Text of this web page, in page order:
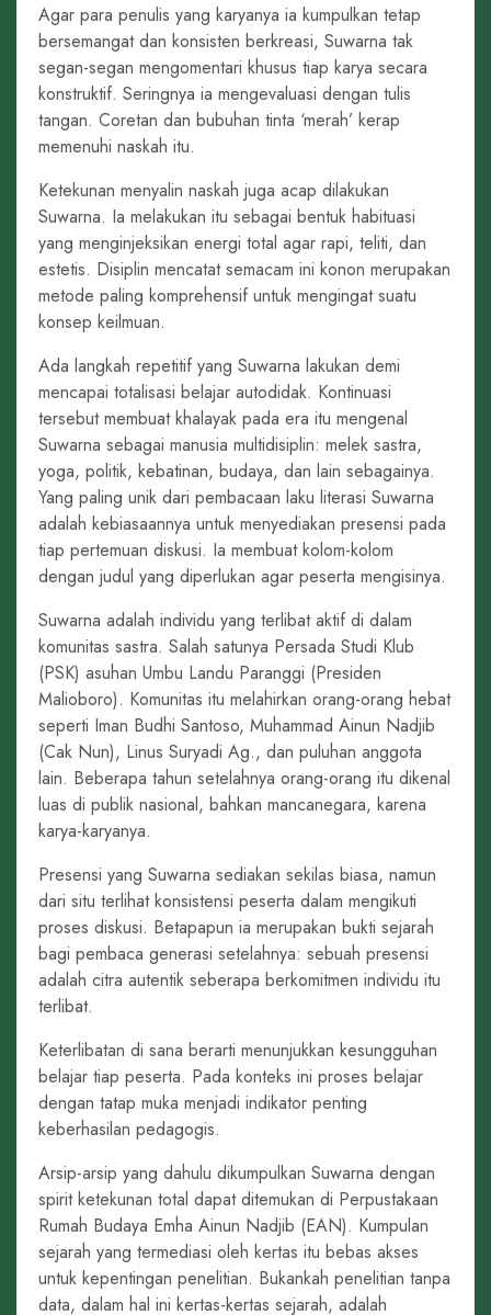
Agar para penulis yang karyanya ia kumpulkan tetap
bersemangat dan konsisten berkreasi, Suwarna tak
segan-segan mengomentari khusus tiap karya secara
konstruktif. Seringnya ia mengevaluasi dengan tulis
tangan. Coretan dan bubuhan tinta ‘merah’ kerap
memenuhi naskah itu.
Ketekunan menyalin naskah juga acap dilakukan
Suwarna. Ia melakukan itu sebagai bentuk habituasi
yang menginjeksikan energi total agar rapi, teliti, dan
estetis. Disiplin mencatat semacam ini konon merupakan
metode paling komprehensif untuk mengingat suatu
konsep keilmuan.
Ada langkah repetitif yang Suwarna lakukan demi
mencapai totalisasi belajar autodidak. Kontinuasi
tersebut membuat khalayak pada era itu mengenal
Suwarna sebagai manusia multidisiplin: melek sastra,
yoga, politik, kebatinan, budaya, dan lain sebagainya.
Yang paling unik dari pembacaan laku literasi Suwarna
adalah kebiasaannya untuk menyediakan presensi pada
tiap pertemuan diskusi. Ia membuat kolom-kolom
dengan judul yang diperlukan agar peserta mengisinya.
Suwarna adalah individu yang terlibat aktif di dalam
komunitas sastra. Salah satunya Persada Studi Klub
(PSK) asuhan Umbu Landu Paranggi (Presiden
Malioboro). Komunitas itu melahirkan orang-orang hebat
seperti Iman Budhi Santoso, Muhammad Ainun Nadjib
(Cak Nun), Linus Suryadi Ag., dan puluhan anggota
lain. Beberapa tahun setelahnya orang-orang itu dikenal
luas di publik nasional, bahkan mancanegara, karena
karya-karyanya.
Presensi yang Suwarna sediakan sekilas biasa, namun
dari situ terlihat konsistensi peserta dalam mengikuti
proses diskusi. Betapapun ia merupakan bukti sejarah
bagi pembaca generasi setelahnya: sebuah presensi
adalah citra autentik seberapa berkomitmen individu itu
terlibat.
Keterlibatan di sana berarti menunjukkan kesungguhan
belajar tiap peserta. Pada konteks ini proses belajar
dengan tatap muka menjadi indikator penting
keberhasilan pedagogis.
Arsip-arsip yang dahulu dikumpulkan Suwarna dengan
spirit ketekunan total dapat ditemukan di Perpustakaan
Rumah Budaya Emha Ainun Nadjib (EAN). Kumpulan
sejarah yang termediasi oleh kertas itu bebas akses
untuk kepentingan penelitian. Bukankah penelitian tanpa
data, dalam hal ini kertas-kertas sejarah, adalah